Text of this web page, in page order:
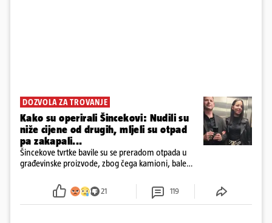
DOZVOLA ZA TROVANJE
Kako su operirali Šincekovi: Nudili su
niže cijene od drugih, mljeli su otpad
pa zakapali...
Šincekove tvrtke bavile su se preradom otpada u
građevinske proizvode, zbog čega kamioni, bale
21 119